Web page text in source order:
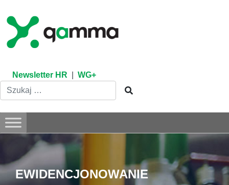
content
Newsletter HR WG+
EWIDENCJONOWANIE